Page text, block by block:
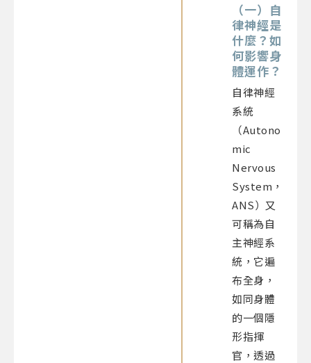
（一） 自
律神經是
什麼 ？如
何影響身
體運作？
自律神經
系統
（Autono
mic
Nervous
System，
ANS）又
可稱為自
主神經系
統 ，它遍
布全身，
如同身體
的一個隱
形指揮
官，透過